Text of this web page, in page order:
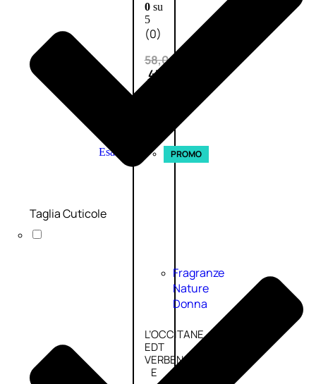
0su
5
(0)
58,00
43,50
Esaurito PROMO
Fragranze
Nature
Donna
L’OCCITANE
EDT
VERBENA
E
Taglia Cuticole